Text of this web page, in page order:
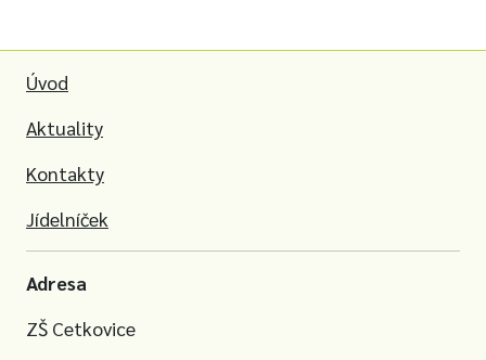
Úvod
Aktuality
Kontakty
Jídelníček
Adresa
ZŠ Cetkovice